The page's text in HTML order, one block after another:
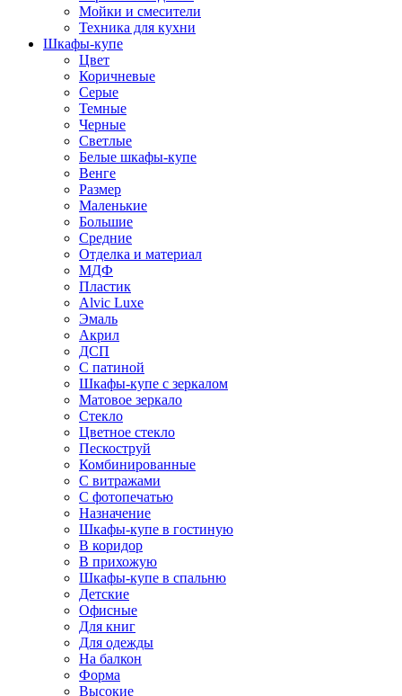
Мойки и смесители
Техника для кухни
Шкафы-купе
Цвет
Коричневые
Серые
Темные
Черные
Светлые
Белые шкафы-купе
Венге
Размер
Маленькие
Большие
Средние
Отделка и материал
МДФ
Пластик
Alvic Luxe
Эмаль
Акрил
ДСП
С патиной
Шкафы-купе с зеркалом
Матовое зеркало
Стекло
Цветное стекло
Пескоструй
Комбинированные
С витражами
С фотопечатью
Назначение
Шкафы-купе в гостиную
В коридор
В прихожую
Шкафы-купе в спальню
Детские
Офисные
Для книг
Для одежды
На балкон
Форма
Высокие